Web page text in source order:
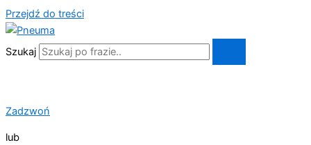
Przejdź do treści
Szukaj
Zadzwoń
lub